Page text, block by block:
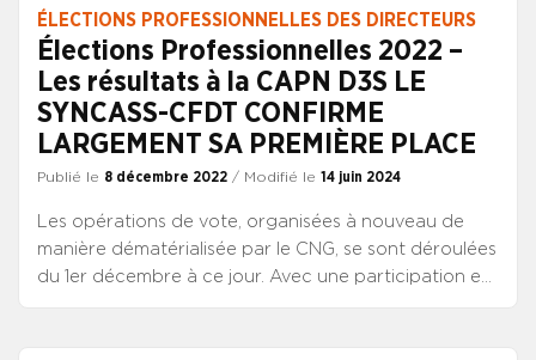
SYNCASS-CFDT et ses candidats remercient les
nombreux directeurs des soins qui leur ont exprimé
leur confiance. Les résultats du scrutin : 2 sièges sur 4
à la commission paritaire La participation, en baisse
de 7 %, est du même ordre que celle observée pour
électoral en baisse : il poursuit sa diminution, les DS
étaient 913 en 2010 contre 635 en 2022. Le nombre
d’électeurs reste très inférieur au nombre de centres
ÉLECTIONS PROFESSIONNELLES DES DIRECTEURS
Élections Professionnelles 2022 –
Les résultats à la CAPN D3S LE
SYNCASS-CFDT CONFIRME
LARGEMENT SA PREMIÈRE PLACE
Publié le 8 décembre 2022 / Modifié le 14 juin 2024
Les opérations de vote, organisées à nouveau de
manière dématérialisée par le CNG, se sont déroulées
du 1er décembre à ce jour. Avec une participation en